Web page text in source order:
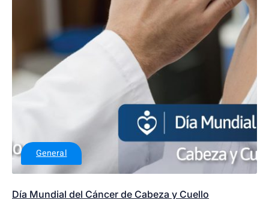
General
Día Mundial del Cáncer de Cabeza y Cuello